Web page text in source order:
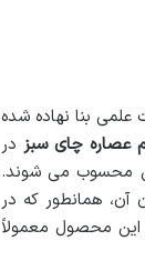
علمی بنا نهاده شده
در
محسوب می شوند.
آن، همانطور که در
این محصول معمولاً